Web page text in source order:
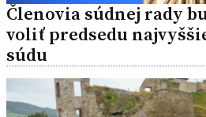
Členovia súdnej rady
voliť predsedu
súdu